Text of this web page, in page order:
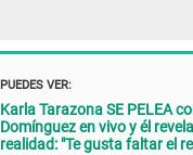
PUEDES VER:
Karla Tarazona SE PELEA
Domínguez en vivo y él
realidad: "Te gusta faltar el